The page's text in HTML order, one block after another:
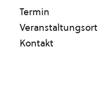
Termin
Veranstaltungsort
Kontakt